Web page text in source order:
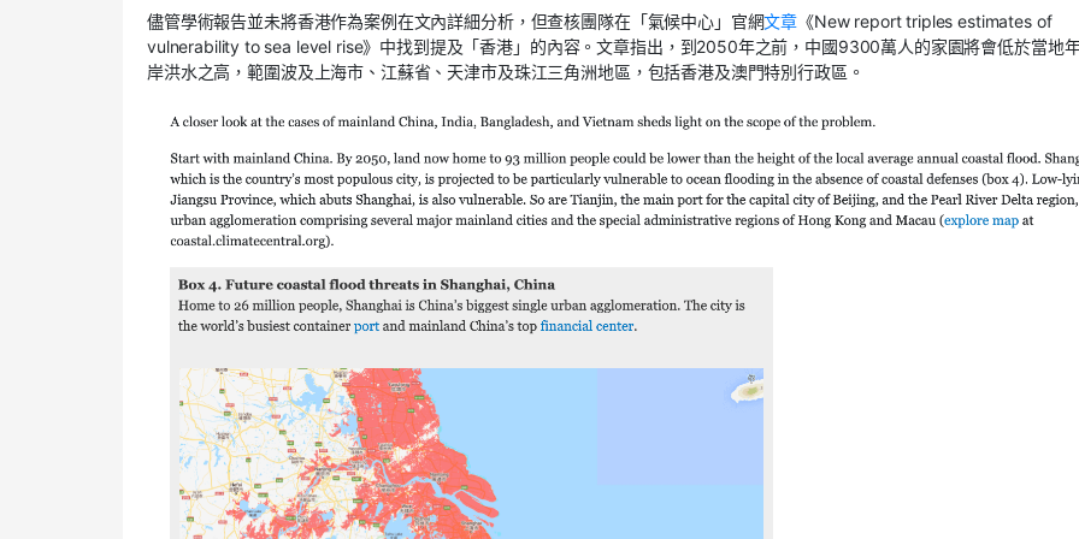
儘管學術報告並未將香港作為案例在文內詳細分析，但查核團隊在「氣候中心」官網文章 《New report triples estimates of
vulnerability to sea level rise》中找到提及「香港」的內容。文章指出，到2050年之前，中國9300萬人的家園將會低於當地
岸洪水之高，範圍波及上海市、江蘇省、天津市及珠江三角洲地區，包括香港及澳門特別行政區。